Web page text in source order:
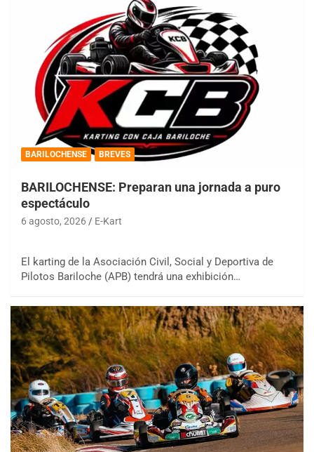
BARILOCHENSE BREVES
BARILOCHENSE: Preparan una jornada a puro
espectáculo
6 agosto, 2026 E-Kart
El karting de la Asociación Civil, Social y Deportiva de
Pilotos Bariloche (APB) tendrá una exhibición…